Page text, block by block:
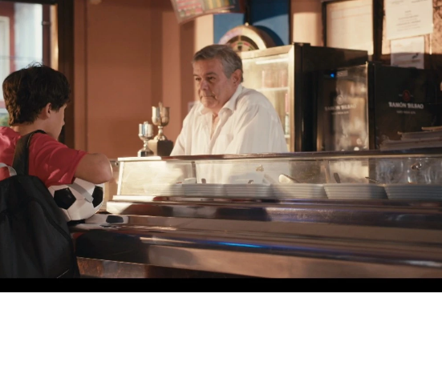
creadores se ven reflejados en Joaquín en la ilusión que
por hacer cosas nuevas.
Javier Calvo y Javier Ambrossi
esperaban las lágrimas del exfutbolista cuando ellos han
a crear su serie.
se han lanzado a consolar a Joaquín en ese
de emoción y han sabido recibirle con los brazos
Así han valorado su paso Javier Calvo y Javier
por Joaquín, el novato.
Joaquín Sánchez Javier Calvo Joaquín novato - Los Javis